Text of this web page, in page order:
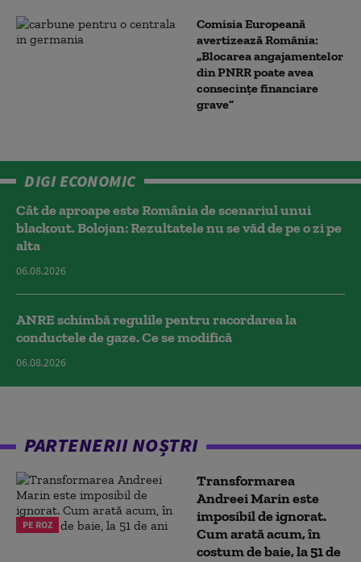
Comisia Europeană
avertizează România:
„Blocarea angajamentelor
din PNRR poate avea
consecințe financiare
grave”
DIGI ECONOMIC
Cât de aproape este România de scenariul unui
blackout. Bolojan: Rezultatele nu se văd de pe o zi pe
alta
06.08.2026
ANRE schimbă regulile pentru racordarea la
conductele de gaze. Ce se modifică
06.08.2026
PARTENERII NOȘTRI
PE ROZ
Transformarea
Andreei Marin este
imposibil de ignorat.
Cum arată acum, în
costum de baie, la 51 de